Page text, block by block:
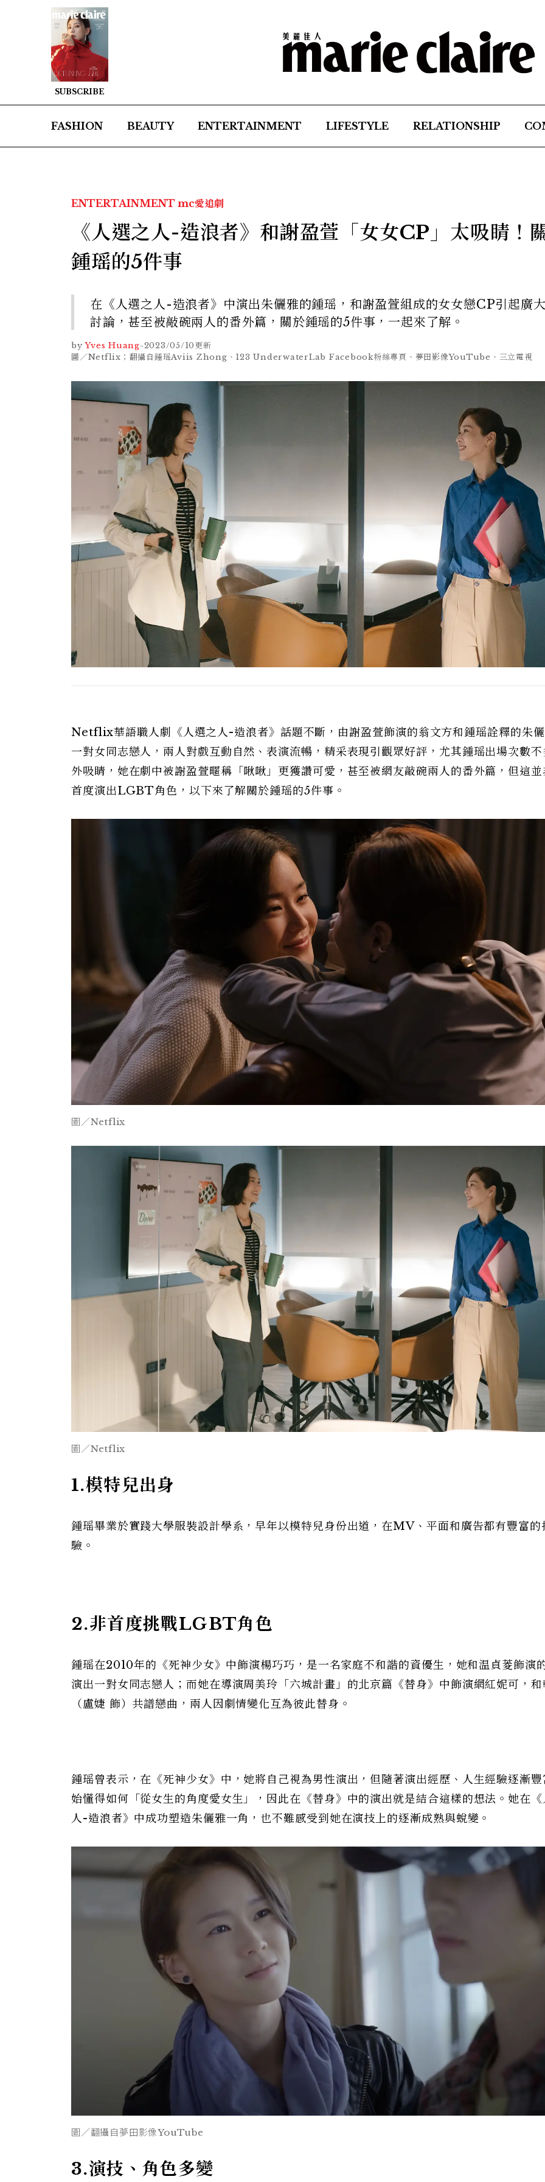
SUBSCRIBE
FASHION BEAUTY ENTERTAINMENT LIFESTYLE RELATIONSHIP
ENTERTAINMENT mc愛追劇
《人選之人-造浪者》和謝盈萱「女女CP」太吸睛！
鍾瑶的5件事
在《人選之人-造浪者》中演出朱儷雅的鍾瑶，和謝盈萱組成的女女戀CP引起廣
討論，甚至被敲碗兩人的番外篇，關於鍾瑶的5件事，一起來了解。
by Yves Huang-2023/05/10更新
圖／Netflix；翻攝自鍾瑶Aviis Zhong、123 UnderwaterLab Facebook粉絲專頁、夢田影像YouTube、三立電視
Netflix華語職人劇《人選之人-造浪者》話題不斷，由謝盈萱飾演的翁文方和鍾瑶詮釋的朱
一對女同志戀人，兩人對戲互動自然、表演流暢，精采表現引觀眾好評，尤其鍾瑶出場次數
外吸睛，她在劇中被謝盈萱暱稱「啾啾」更獲讚可愛，甚至被網友敲碗兩人的番外篇，但這
首度演出LGBT角色，以下來了解關於鍾瑶的5件事。
圖／Netflix
圖／Netflix
1.模特兒出身
鍾瑶畢業於實踐大學服裝設計學系，早年以模特兒身份出道，在MV、平面和廣告都有豐富的
驗。
2.非首度挑戰LGBT角色
鍾瑶在2010年的《死神少女》中飾演楊巧巧，是一名家庭不和諧的資優生，她和温貞菱飾演
演出一對女同志戀人；而她在導演周美玲「六城計畫」的北京篇《替身》中飾演網紅妮可，
（盧婕 飾）共譜戀曲，兩人因劇情變化互為彼此替身。
鍾瑶曾表示，在《死神少女》中，她將自己視為男性演出，但隨著演出經歷、人生經驗逐漸
始懂得如何「從女生的角度愛女生」，因此在《替身》中的演出就是結合這樣的想法。她在
人-造浪者》中成功塑造朱儷雅一角，也不難感受到她在演技上的逐漸成熟與蛻變。
圖／翻攝自夢田影像YouTube
3.演技、角色多變